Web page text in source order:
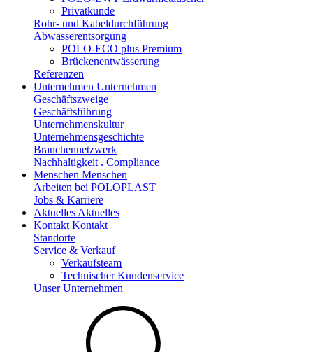
Privatkunde
Rohr- und Kabeldurchführung
Abwasserentsorgung
POLO-ECO plus Premium
Brückenentwässerung
Referenzen
Unternehmen Unternehmen
Geschäftszweige
Geschäftsführung
Unternehmenskultur
Unternehmensgeschichte
Branchennetzwerk
Nachhaltigkeit . Compliance
Menschen Menschen
Arbeiten bei POLOPLAST
Jobs & Karriere
Aktuelles Aktuelles
Kontakt Kontakt
Standorte
Service & Verkauf
Verkaufsteam
Technischer Kundenservice
Unser Unternehmen